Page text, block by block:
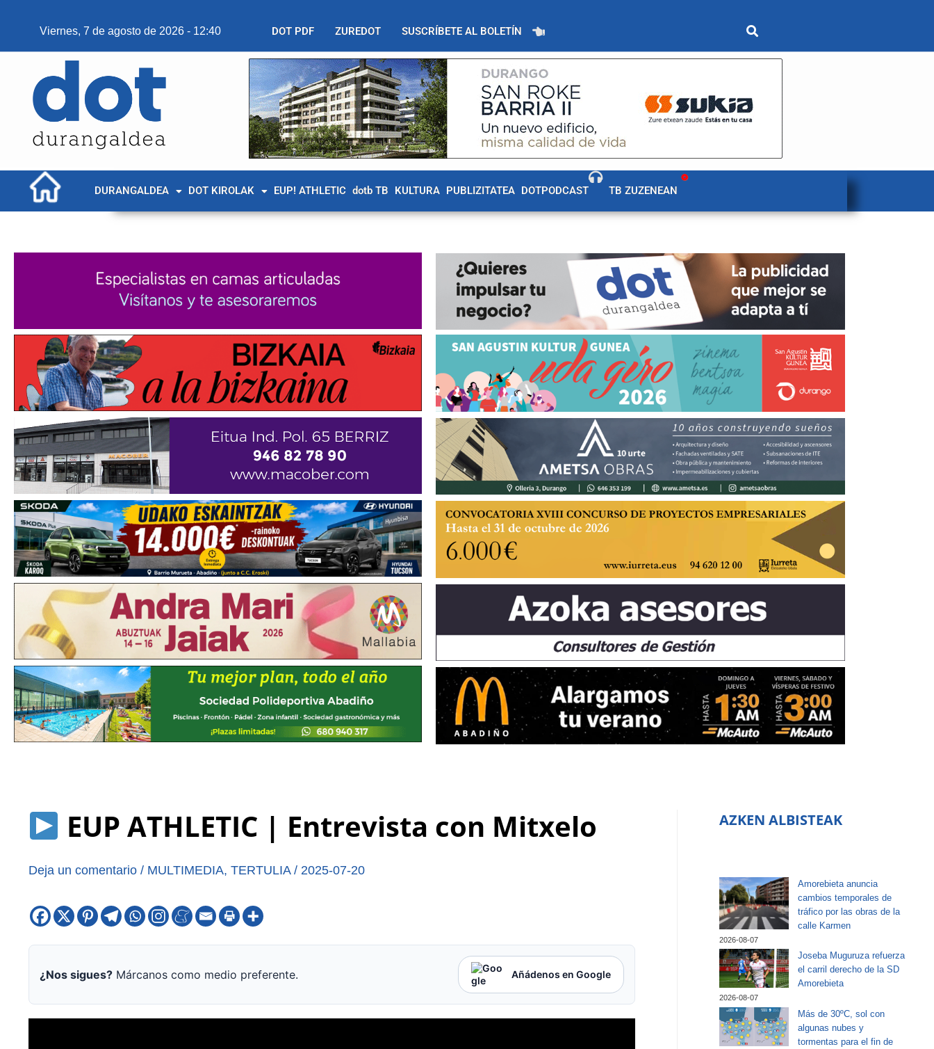
Viernes, 7 de agosto de 2026 - 12:40 DOT PDF ZUREDOT SUSCRÍBETE AL BOLETÍN
DURANGALDEA DOT KIROLAK EUP! ATHLETIC dotb TB KULTURA PUBLIZITATEA DOTPODCAST TB ZUZENEAN
EUP ATHLETIC | Entrevista con Mitxelo
Deja un comentario / MULTIMEDIA, TERTULIA/ 2025-07-20
¿Nos sigues?Márcanos como medio preferente. Añádenos en Google
AZKEN ALBISTEAK
Amorebieta anuncia
cambios temporales de
tráfico por las obras de la
calle Karmen
2026-08-07
Joseba Muguruza refuerza
el carril derecho de la SD
Amorebieta
2026-08-07
Más de 30ºC, sol con
algunas nubes y
tormentas para el fin de